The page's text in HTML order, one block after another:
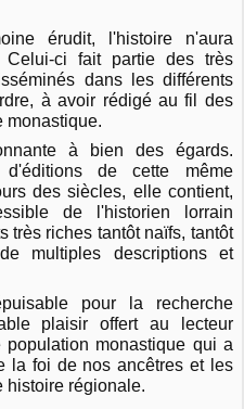
érudit, l'histoire n'aura
ci fait partie des très
dans les différents
à avoir rédigé au fil des
monastique.
à bien des égards.
de cette même
des siècles, elle contient,
de l'historien lorrain
très riches tantôt naïfs, tantôt
multiples descriptions et
pour la recherche
plaisir offert au lecteur
monastique qui a
la foi de nos ancêtres et les
histoire régionale.